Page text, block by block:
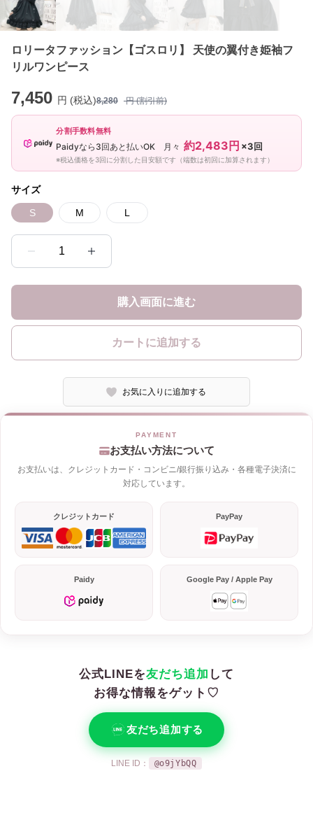
ロリータファッション【ゴスロリ】 天使の翼付き姫袖フ
リルワンピース
7,450 円 (税込)8,280 円 (割引前)
分割手数料無料
Paidyなら3回あと払いOK 月々 約2,483円 ×3回
※税込価格を3回に分割した目安額です（端数は初回に加算されます）
サイズ
S M L
1
購入画面に進む
カートに追加する
お気に入りに追加する
お支払い方法について
お支払いは、クレジットカード・コンビニ/銀行振り込み・各種電子決済に
対応しています。
クレジットカード PayPay
Paidy Google Pay / Apple Pay
公式LINEを友だち追加 して
お得な情報をゲット♡
友だち追加する
LINE ID： @o9jYbQQ